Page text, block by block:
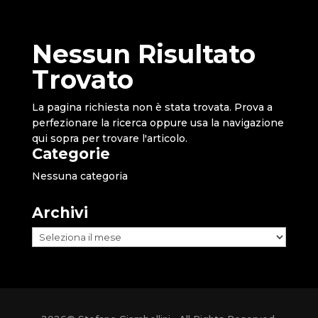
Nessun Risultato
Trovato
La pagina richiesta non è stata trovata. Prova a
perfezionare la ricerca oppure usa la navigazione
qui sopra per trovare l'articolo.
Categorie
Nessuna categoria
Archivi
Archivi